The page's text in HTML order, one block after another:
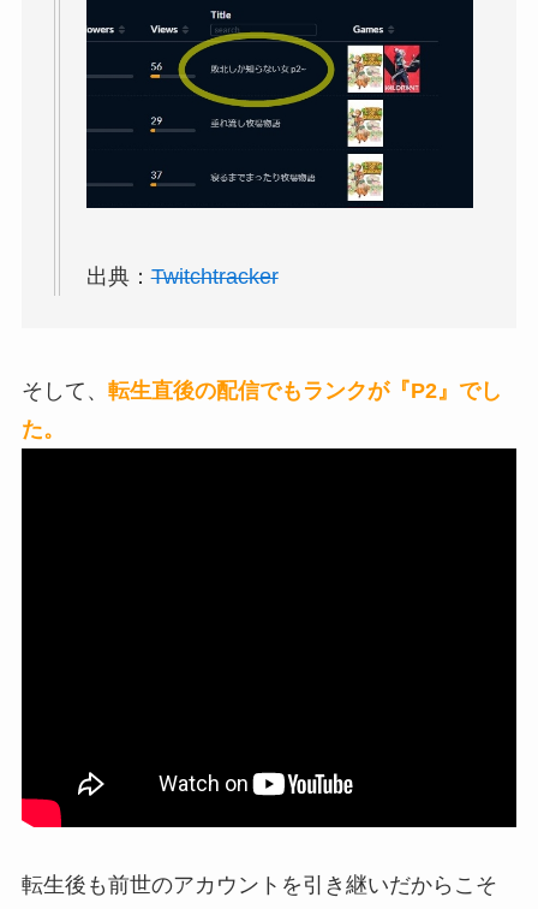
出典：Twitchtracker
そして、 転生直後の配信でもランクが『P2』でし
た。
転生後も前世のアカウントを引き継いだからこそ